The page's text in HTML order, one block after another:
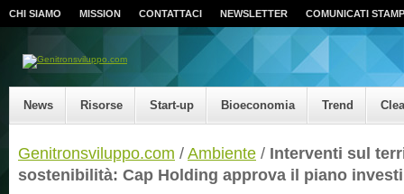
CHI SIAMO MISSION CONTATTACI NEWSLETTER COMUNICATI
News Risorse Start-up Bioeconomia Trend
Genitronsviluppo.com / Ambiente / Interventi sul
sostenibilità: Cap Holding approva il piano